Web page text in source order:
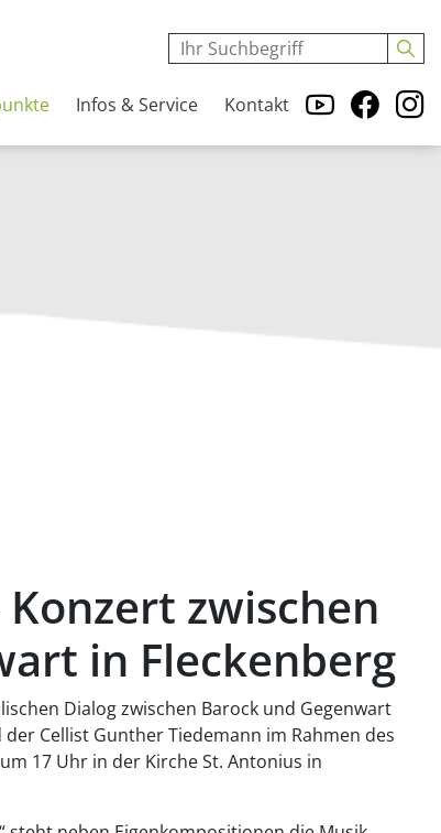
Infos & Service Kontakt
Konzert zwischen
in Fleckenberg
Dialog zwischen Barock und Gegenwart
Cellist Gunther Tiedemann im Rahmen des
17 Uhr in der Kirche St. Antonius in